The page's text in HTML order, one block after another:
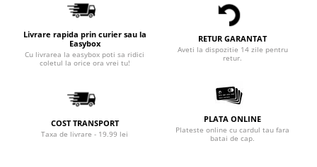
Livrare rapida prin curier sau la
Easybox
Cu livrarea la easybox poti sa ridici
coletul la orice ora vrei tu!
RETUR GARANTAT
Aveti la dispozitie 14 zile pentru
retur.
COST TRANSPORT
Taxa de livrare - 19.99 lei
PLATA ONLINE
Plateste online cu cardul tau fara
batai de cap.